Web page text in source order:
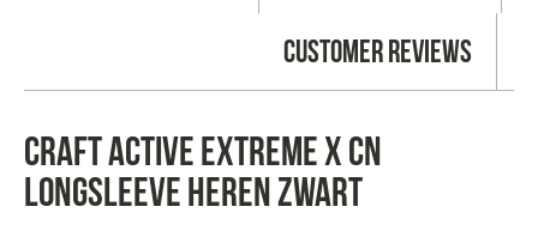
Customer Reviews
Craft Active Extreme X CN
longsleeve heren zwart